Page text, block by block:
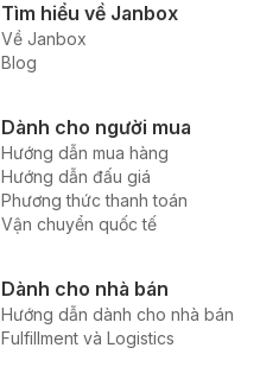
Tìm hiểu về Janbox
Về Janbox
Blog
Dành cho người mua
Hướng dẫn mua hàng
Hướng dẫn đấu giá
Phương thức thanh toán
Vận chuyển quốc tế
Dành cho nhà bán
Hướng dẫn dành cho nhà bán
Fulfillment và Logistics